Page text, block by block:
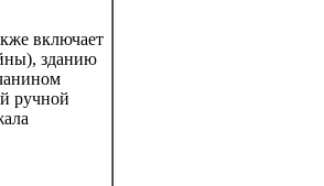
включает
зданию
ручной